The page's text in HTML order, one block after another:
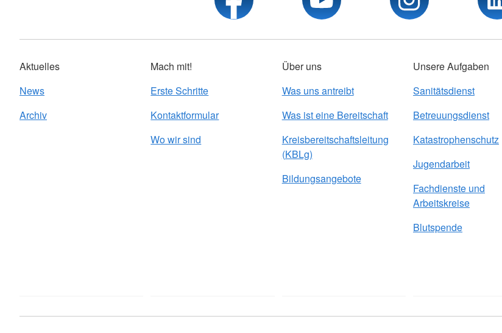
Aktuelles
News
Archiv
Mach mit!
Erste Schritte
Kontaktformular
Wo wir sind
Über uns
Was uns antreibt
Was ist eine Bereitschaft
Kreisbereitschaftsleitung
(KBLg)
Bildungsangebote
Unsere Aufgaben
Sanitätsdienst
Betreuungsdienst
Katastrophenschutz
Jugendarbeit
Fachdienste und
Arbeitskreise
Blutspende